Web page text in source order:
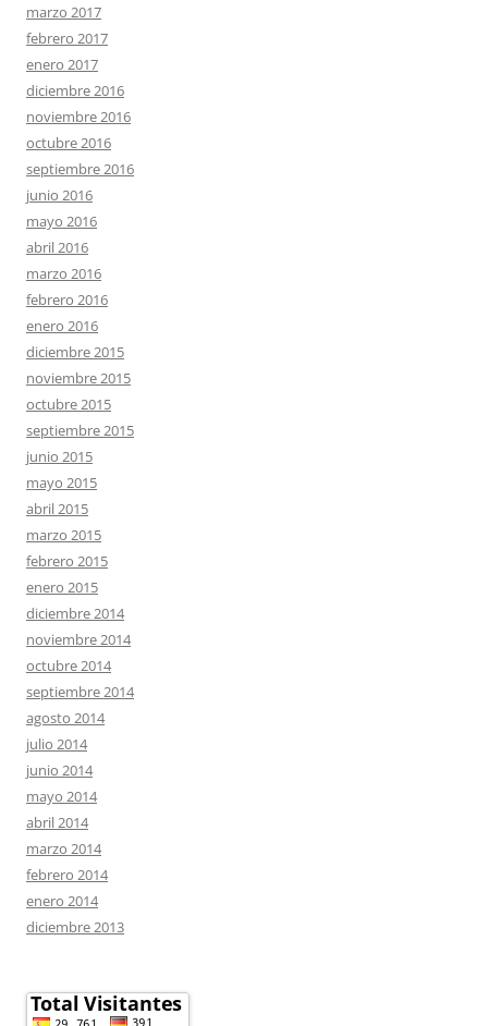
marzo 2017
febrero 2017
enero 2017
diciembre 2016
noviembre 2016
octubre 2016
septiembre 2016
junio 2016
mayo 2016
abril 2016
marzo 2016
febrero 2016
enero 2016
diciembre 2015
noviembre 2015
octubre 2015
septiembre 2015
junio 2015
mayo 2015
abril 2015
marzo 2015
febrero 2015
enero 2015
diciembre 2014
noviembre 2014
octubre 2014
septiembre 2014
agosto 2014
julio 2014
junio 2014
mayo 2014
abril 2014
marzo 2014
febrero 2014
enero 2014
diciembre 2013